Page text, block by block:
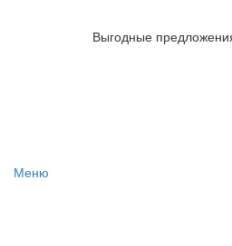
Отзывы об аэропортах
Поиск авиакасс
Выгодные
Меню